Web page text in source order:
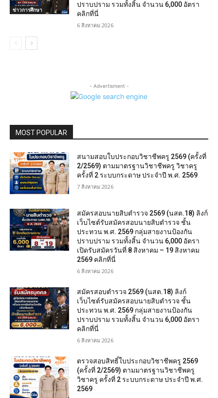
ข่าวการศึกษา
ปราบปราม รวมทั้งสิ้น จำนวน 6,000 อัตรา
คลิกที่นี่
6 สิงหาคม 2026
- Advertisment -
MOST POPULAR
สนามสอบใบประกอบวิชาชีพครู 2569 (ครั้งที่
2/2569) ตามมาตรฐานวิชาชีพครู วิชาครู
ครั้งที่ 2 ระบบกระดาษ ประจำปี พ.ศ. 2569
7 สิงหาคม 2026
สมัครสอบนายสิบตำรวจ 2569 (นสต.18) ลิงก์
เว็บไซต์รับสมัครสอบนายสิบตำรวจ ชั้น
ประทวน พ.ศ. 2569 กลุ่มสายงานป้องกัน
ปราบปราม รวมทั้งสิ้น จำนวน 6,000 อัตรา
เปิดรับสมัครวันที่ 8 สิงหาคม – 19 สิงหาคม
2569 คลิกที่นี่
6 สิงหาคม 2026
สมัครสอบตํารวจ 2569 (นสต.18) ลิงก์
เว็บไซต์รับสมัครสอบนายสิบตำรวจ ชั้น
ประทวน พ.ศ. 2569 กลุ่มสายงานป้องกัน
ปราบปราม รวมทั้งสิ้น จำนวน 6,000 อัตรา
คลิกที่นี่
6 สิงหาคม 2026
ตรวจสอบสิทธิ์ใบประกอบวิชาชีพครู 2569
(ครั้งที่ 2/2569) ตามมาตรฐานวิชาชีพครู
วิชาครู ครั้งที่ 2 ระบบกระดาษ ประจำปี พ.ศ.
2569